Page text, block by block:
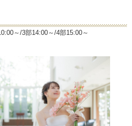
～/3部14:00～/4部15:00～